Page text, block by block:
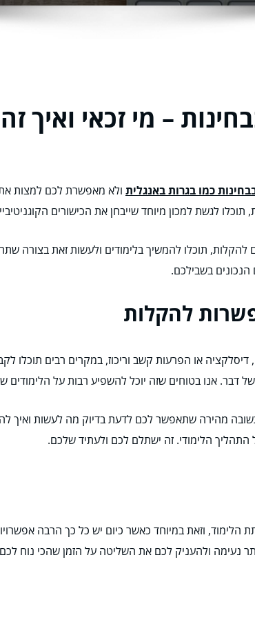
– מי זכאי ואיך
כמו בגרות באנגלית ולא מאפשרת לכם למצות
לגשת למכון מיוחד שייבחן את הכישורים
תוכלו להמשיך בלימודים ולעשות זאת בצורה
בשבילכם.
להקלות
או הפרעות קשב וריכוז, במקרים רבים תוכלו
דבר. אנו בטוחים שזה יוכל להשפיע רבות על הלימודים
מהירה שתאפשר לכם לדעת בדיוק מה לעשות ואיך
הלימודי. זה ישתלם לכם ולעתיד שלכם.
הלימוד, וזאת במיוחד כאשר כיום יש כל כך הרבה
נעימה ולהעניק לכם את השליטה על הזמן שהכי נוח